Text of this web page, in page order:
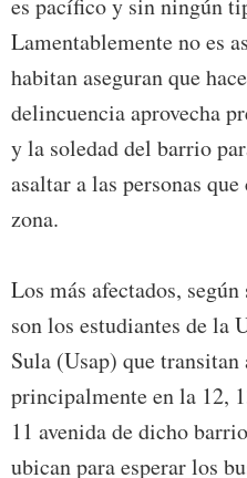
Lamentablemente no es
habitan aseguran que
delincuencia aprovecha
y la soledad del barrio
asaltar a las personas
zona.
Los más afectados,
son los estudiantes de la
Sula (Usap) que
principalmente en la 12,
11 avenida de dicho
ubican para esperar los